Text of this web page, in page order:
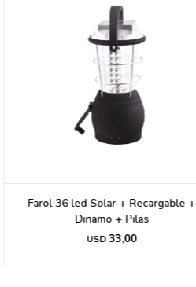
Farol 36 led Solar + Recargable +
Dinamo + Pilas
USD 33,00